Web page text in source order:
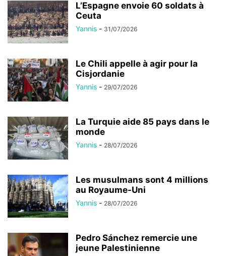
L’Espagne envoie 60 soldats à
Ceuta
Yannis - 31/07/2026
Le Chili appelle à agir pour la
Cisjordanie
Yannis - 29/07/2026
La Turquie aide 85 pays dans le
monde
Yannis - 28/07/2026
Les musulmans sont 4 millions
au Royaume-Uni
Yannis - 28/07/2026
Pedro Sánchez remercie une
jeune Palestinienne